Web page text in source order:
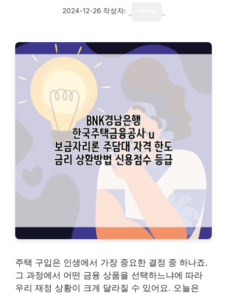
2024-12-26 작성자:
주택 구입은 인생에서 가장 중요한 결정 중 하나죠.
그 과정에서 어떤 금융 상품을 선택하느냐에 따라
우리 재정 상황이 크게 달라질 수 있어요. 오늘은